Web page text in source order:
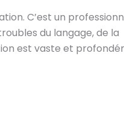
C’est un
du langage, de la
est vaste et